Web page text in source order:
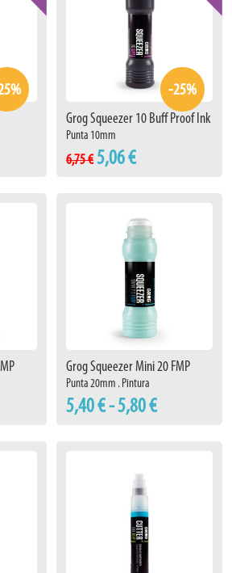
-25%
Grog Squeezer 10 Buff Proof Ink
Punta 10mm
6,75 € 5,06 €
Grog Squeezer Mini 20 FMP
Punta 20mm . Pintura
5,40 € - 5,80 €